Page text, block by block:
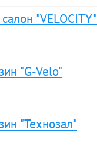
"VELOCITY"
"G-Velo"
"Технозал"